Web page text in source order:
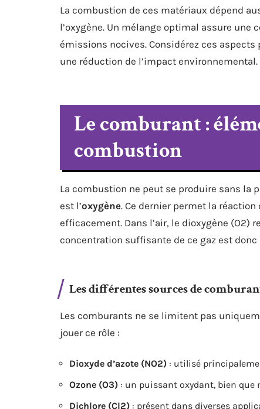
La combustion de ces matériaux dépend
l’oxygène. Un mélange optimal assure
émissions nocives. Considérez ces
une réduction de l’impact environnemental.
Le comburant :
combustion
La combustion ne peut se produire sans la
est l’oxygène. Ce dernier permet la
efficacement. Dans l’air, le dioxygène (O2)
concentration suffisante de ce gaz est
Les différentes sources de
Les comburants ne se limitent pas
jouer ce rôle :
Dioxyde d’azote (NO2) : utilisé
Ozone (O3) : un puissant oxydant, bien que
Dichlore (Cl2) : présent dans diverses